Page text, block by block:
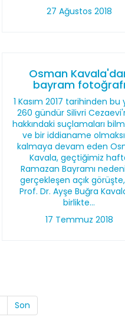
27 Ağustos 2018
Osman
bayram fotoğrafı
1 Kasım 2017 tarihinden bu
260 gündür Silivri
hakkındaki suçlamaları
ve bir iddianame
kalmaya devam eden
Kavala, geçtiğimiz
Ramazan Bayramı
gerçekleşen açık
Prof. Dr. Ayşe Buğra
birlikte...
17 Temmuz 2018
Son